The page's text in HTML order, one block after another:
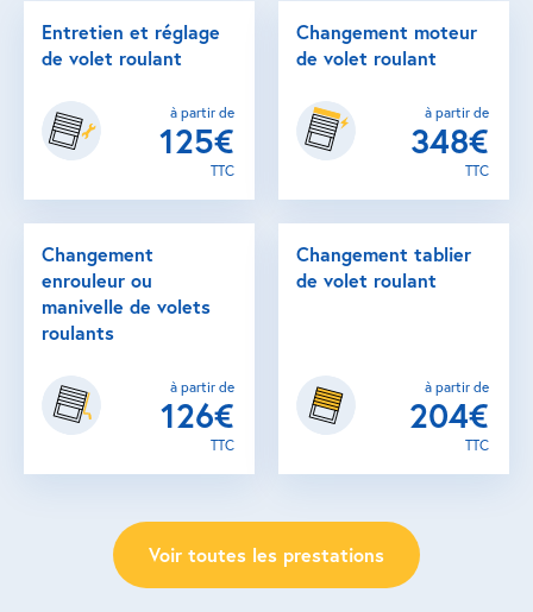
Entretien et réglage
de volet roulant
à partir de
125€
TTC
Changement moteur
de volet roulant
à partir de
348€
TTC
Changement
enrouleur ou
manivelle de volets
roulants
à partir de
126€
TTC
Changement tablier
de volet roulant
à partir de
204€
TTC
Voir toutes les prestations